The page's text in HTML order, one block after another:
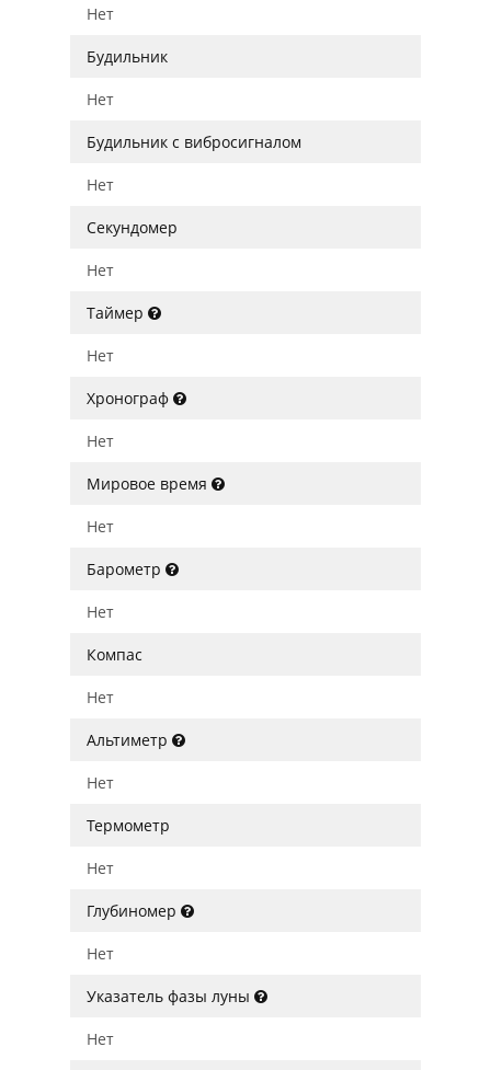
Нет
Будильник
Нет
Будильник с вибросигналом
Нет
Секундомер
Нет
Таймер
Нет
Хронограф
Нет
Мировое время
Нет
Барометр
Нет
Компас
Нет
Альтиметр
Нет
Термометр
Нет
Глубиномер
Нет
Указатель фазы луны
Нет